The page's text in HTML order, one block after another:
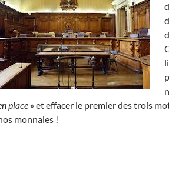
place » et effacer le premier des trois
monnaies !